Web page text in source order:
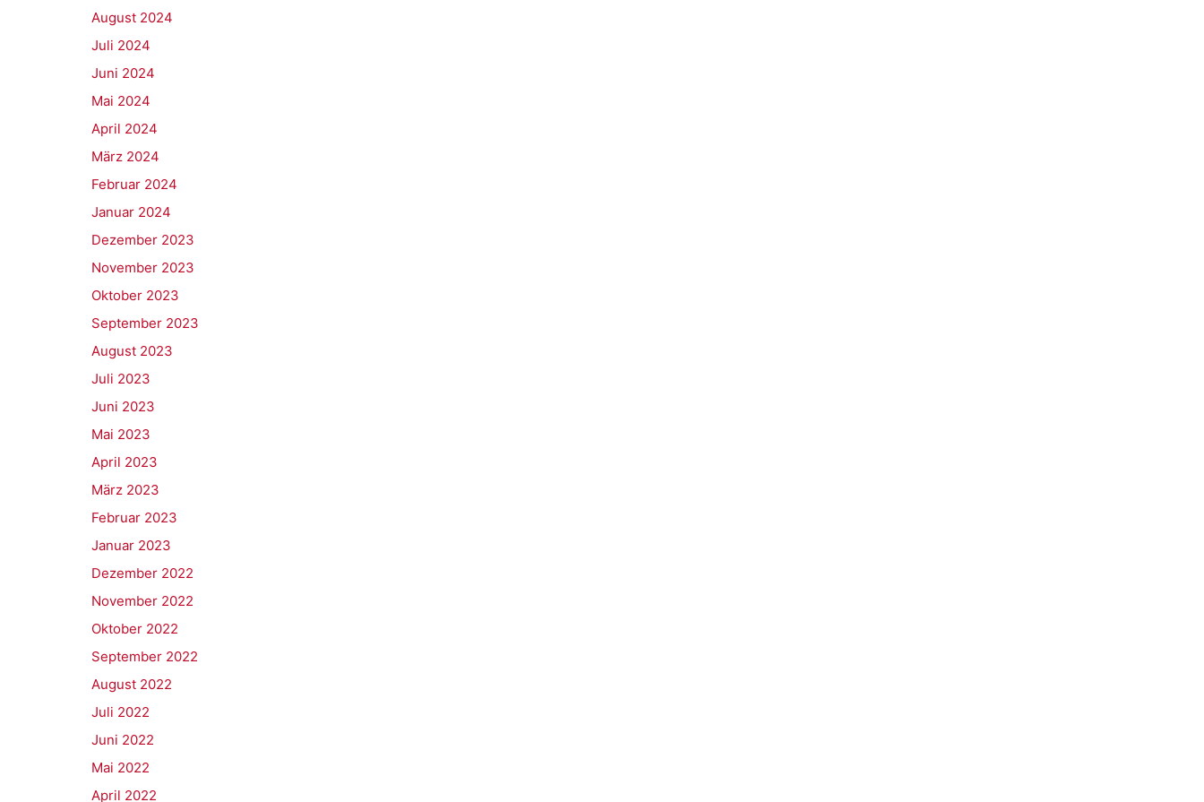
August 2024
Juli 2024
Juni 2024
Mai 2024
April 2024
März 2024
Februar 2024
Januar 2024
Dezember 2023
November 2023
Oktober 2023
September 2023
August 2023
Juli 2023
Juni 2023
Mai 2023
April 2023
März 2023
Februar 2023
Januar 2023
Dezember 2022
November 2022
Oktober 2022
September 2022
August 2022
Juli 2022
Juni 2022
Mai 2022
April 2022